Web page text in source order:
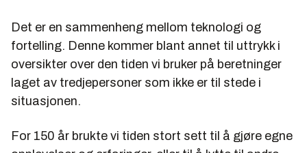
Det er en sammenheng mellom teknologi og
fortelling. Denne kommer blant annet til uttrykk i
oversikter over den tiden vi bruker på beretninger
laget av tredjepersoner som ikke er til stede i
situasjonen.
For 150 år brukte vi tiden stort sett til å gjøre egne